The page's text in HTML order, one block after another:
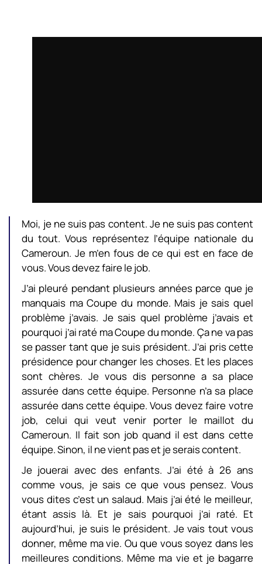
Moi, je ne suis pas content. Je ne suis pas content
du tout. Vous représentez l’équipe nationale du
Cameroun. Je m’en fous de ce qui est en face de
vous. Vous devez faire le job.
J’ai pleuré pendant plusieurs années parce que je
manquais ma Coupe du monde. Mais je sais quel
problème j’avais. Je sais quel problème j’avais et
pourquoi j’ai raté ma Coupe du monde. Ça ne va pas
se passer tant que je suis président. J’ai pris cette
présidence pour changer les choses. Et les places
sont chères. Je vous dis personne a sa place
assurée dans cette équipe. Personne n’a sa place
assurée dans cette équipe. Vous devez faire votre
job, celui qui veut venir porter le maillot du
Cameroun. Il fait son job quand il est dans cette
équipe. Sinon, il ne vient pas et je serais content.
Je jouerai avec des enfants. J’ai été à 26 ans
comme vous, je sais ce que vous pensez. Vous
vous dites c’est un salaud. Mais j’ai été le meilleur,
étant assis là. Et je sais pourquoi j’ai raté. Et
aujourd’hui, je suis le président. Je vais tout vous
donner, même ma vie. Ou que vous soyez dans les
meilleures conditions. Même ma vie et je bagarre